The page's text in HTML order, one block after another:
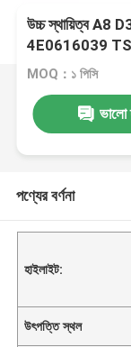
উচ্চ স্থায়িত্ব A8
4E0616039
MOQ：১ পিসি
ভালো
পণ্যের বর্ণনা
হাইলাইট:
উৎপত্তি স্থল